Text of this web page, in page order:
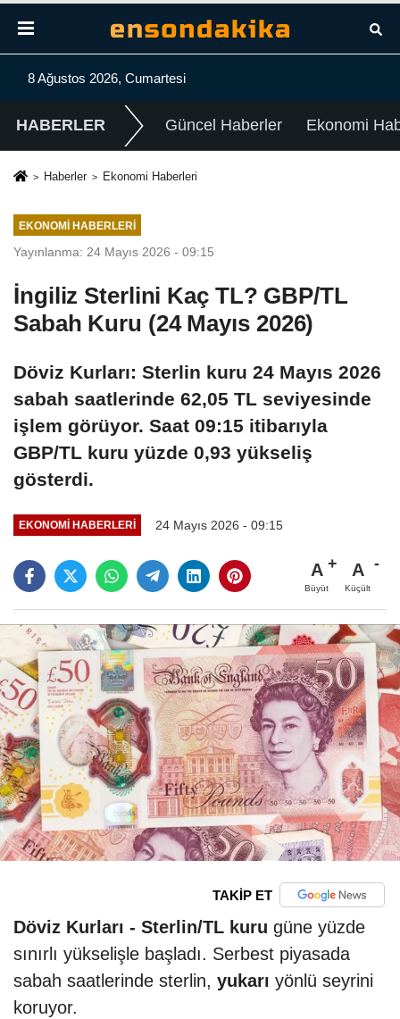
8 Ağustos 2026, Cumartesi
HABERLER Güncel Haberler Ekonomi
Haberler Ekonomi Haberleri
EKONOMI HABERLERI
Yayınlanma: 24 Mayıs 2026 - 09:15
İngiliz Sterlini Kaç TL? GBP/TL
Sabah Kuru (24 Mayıs 2026)
Döviz Kurları: Sterlin kuru 24 Mayıs 2026
sabah saatlerinde 62,05 TL seviyesinde
işlem görüyor. Saat 09:15 itibarıyla
GBP/TL kuru yüzde 0,93 yükseliş
gösterdi.
EKONOMI HABERLERI 24 Mayıs 2026 - 09:15
A
Büyüt
A
Küçült
TAKİP ET
Döviz Kurları - Sterlin/TL kuru güne yüzde
sınırlı yükselişle başladı. Serbest piyasada
sabah saatlerinde sterlin, yukarı yönlü seyrini
koruyor.